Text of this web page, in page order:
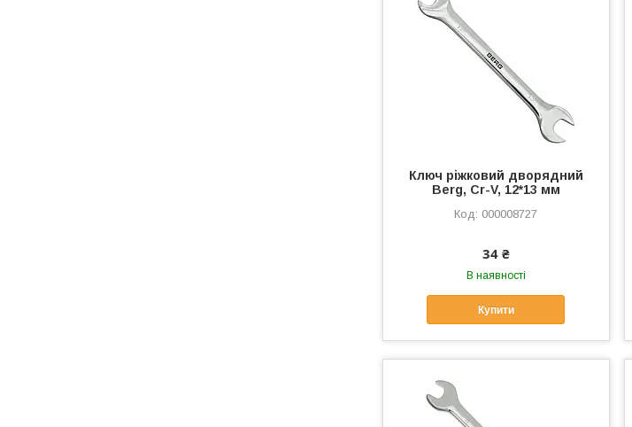
Ключ ріжковий дворядний
Berg, Cr-V, 12*13 мм
000008727
34 ₴
В наявності
Купити